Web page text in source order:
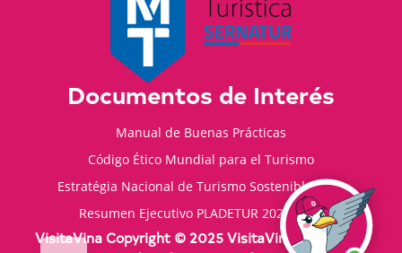
Documentos de Interés
Manual de Buenas Prácticas
Código Ético Mundial para el Turismo
Estratégia Nacional de Turismo Sostenible 2035
Resumen Ejecutivo PLADETUR 2025-2023
VisitaVina Copyright © 2025 VisitaVina - Todos los